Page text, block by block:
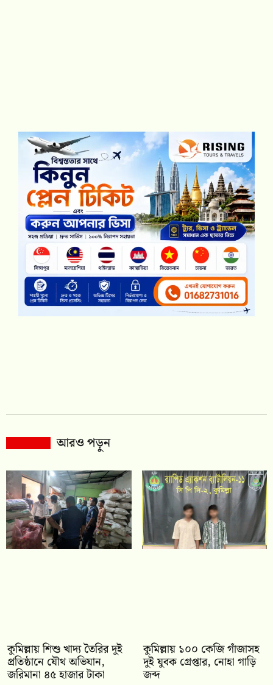
আরও পড়ুন
কুমিল্লায় শিশু খাদ্য তৈরির দুই
প্রতিষ্ঠানে যৌথ অভিযান,
জরিমানা ৪৫ হাজার টাকা
কুমিল্লায় ১০০ কেজি গাঁজাসহ
দুই যুবক গ্রেপ্তার, নোহা গাড়ি
জব্দ